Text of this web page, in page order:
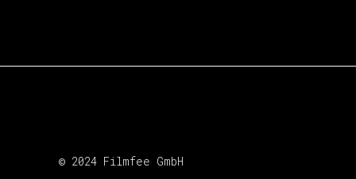
© 2024 Filmfee GmbH